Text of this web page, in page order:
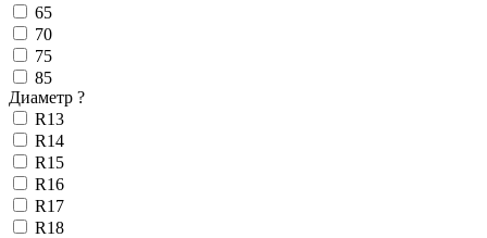
65
70
75
85
Диаметр ?
R13
R14
R15
R16
R17
R18